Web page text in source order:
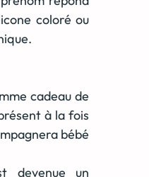
coloré ou
cadeau de
à la fois
bébé
devenue un